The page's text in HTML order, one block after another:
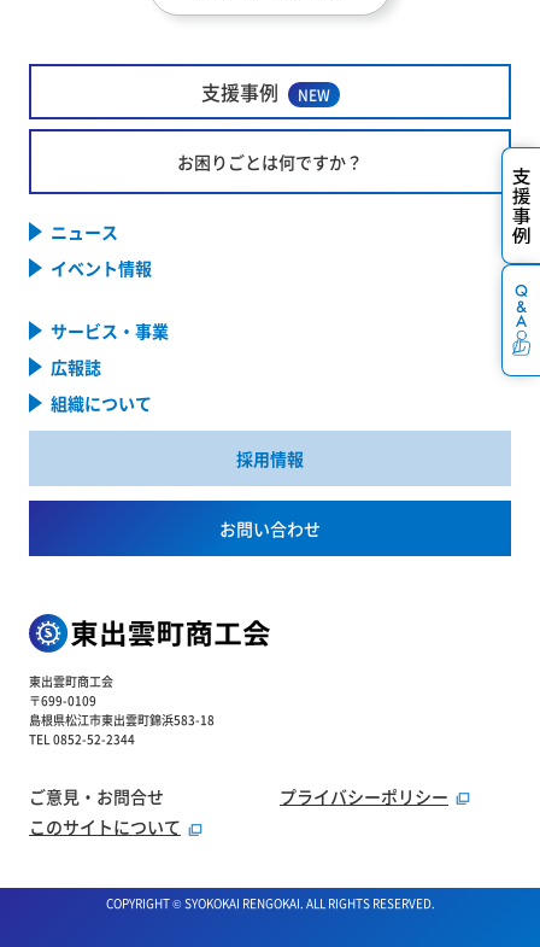
支援事例 NEW
お困りごとは何ですか？
ニュース
イベント情報
サービス・事業
広報誌
組織について
採用情報
お問い合わせ
東出雲町商工会
〒699-0109
島根県松江市東出雲町錦浜583-18
TEL 0852-52-2344
ご意見・お問合せ
プライバシーポリシー
このサイトについて
COPYRIGHT © SYOKOKAI RENGOKAI. ALL RIGHTS RESERVED.